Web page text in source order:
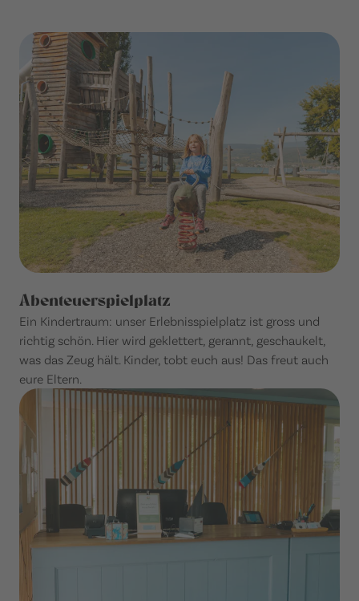
Abenteuerspielplatz
Ein Kindertraum: unser Erlebnisspielplatz ist gross und
richtig schön. Hier wird geklettert, gerannt, geschaukelt,
was das Zeug hält. Kinder, tobt euch aus! Das freut auch
eure Eltern.